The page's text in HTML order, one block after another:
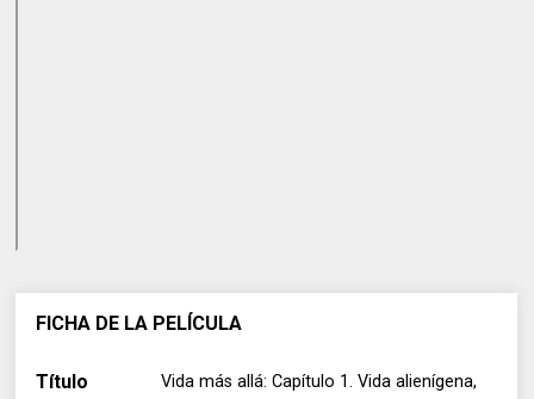
FICHA DE LA PELÍCULA
Título
Vida más allá: Capítulo 1. Vida alienígena,